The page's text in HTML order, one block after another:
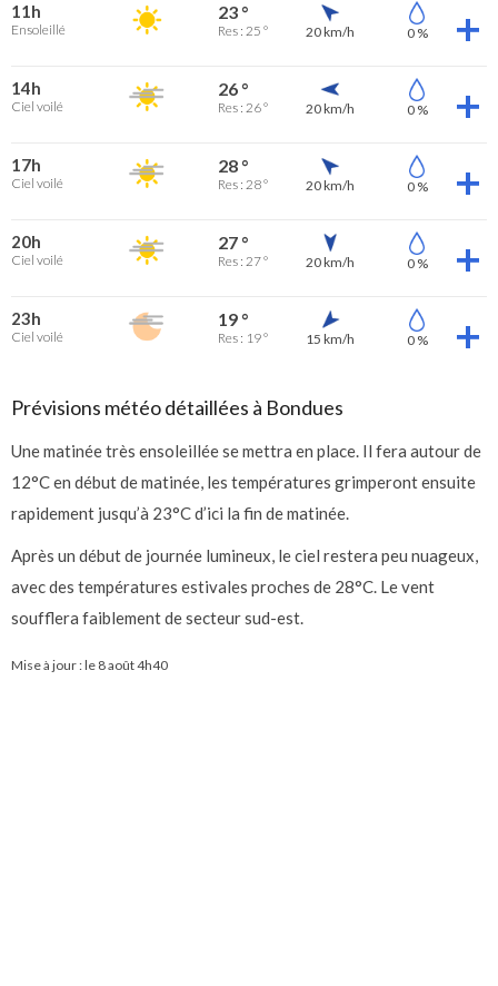
11h
Ensoleillé
23 °
Res : 25 ° 20 km/h 0 %
14h
Ciel voilé
26 °
Res : 26 ° 20 km/h 0 %
17h
Ciel voilé
28 °
Res : 28 ° 20 km/h 0 %
20h
Ciel voilé
27 °
Res : 27 ° 20 km/h 0 %
23h
Ciel voilé
19 °
Res : 19 ° 15 km/h 0 %
Prévisions météo détaillées à Bondues
Une matinée très ensoleillée se mettra en place. Il fera autour de
12°C en début de matinée, les températures grimperont ensuite
rapidement jusqu’à 23°C d’ici la fin de matinée.
Après un début de journée lumineux, le ciel restera peu nuageux,
avec des températures estivales proches de 28°C. Le vent
soufflera faiblement de secteur sud-est.
Mise à jour : le 8 août 4h40